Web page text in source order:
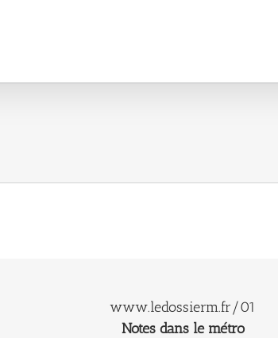
www.ledossierm.fr/01
Notes dans le métro